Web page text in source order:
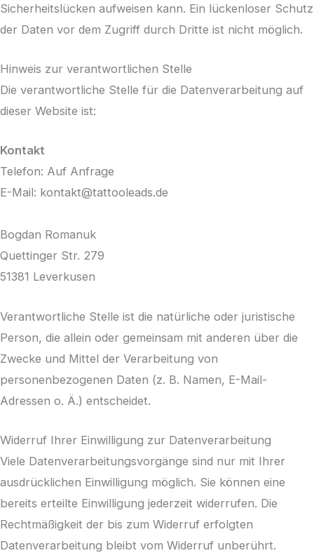
Sicherheitslücken aufweisen kann. Ein lückenloser Schutz
der Daten vor dem Zugriff durch Dritte ist nicht möglich.
Hinweis zur verantwortlichen Stelle
Die verantwortliche Stelle für die Datenverarbeitung auf
dieser Website ist:
Kontakt
Telefon: Auf Anfrage
E-Mail: kontakt@tattooleads.de
Bogdan Romanuk
Quettinger Str. 279
51381 Leverkusen
Verantwortliche Stelle ist die natürliche oder juristische
Person, die allein oder gemeinsam mit anderen über die
Zwecke und Mittel der Verarbeitung von
personenbezogenen Daten (z. B. Namen, E-Mail-
Adressen o. Ä.) entscheidet.
Widerruf Ihrer Einwilligung zur Datenverarbeitung
Viele Datenverarbeitungsvorgänge sind nur mit Ihrer
ausdrücklichen Einwilligung möglich. Sie können eine
bereits erteilte Einwilligung jederzeit widerrufen. Die
Rechtmäßigkeit der bis zum Widerruf erfolgten
Datenverarbeitung bleibt vom Widerruf unberührt.